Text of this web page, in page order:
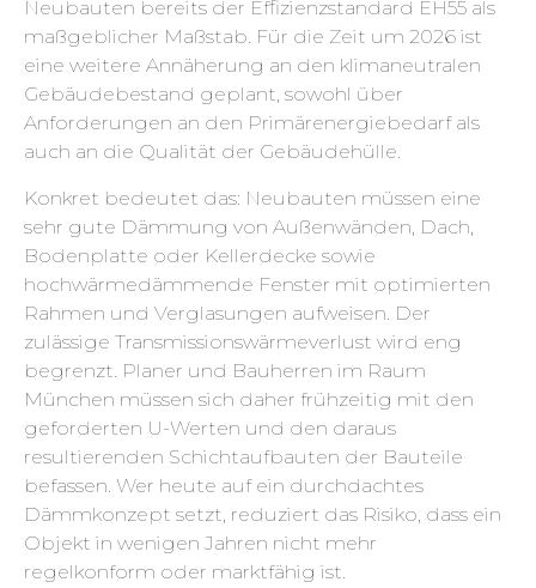
Neubauten bereits der Effizienzstandard EH55 als
maßgeblicher Maßstab. Für die Zeit um 2026 ist
eine weitere Annäherung an den klimaneutralen
Gebäudebestand geplant, sowohl über
Anforderungen an den Primärenergiebedarf als
auch an die Qualität der Gebäudehülle.
Konkret bedeutet das: Neubauten müssen eine
sehr gute Dämmung von Außenwänden, Dach,
Bodenplatte oder Kellerdecke sowie
hochwärmedämmende Fenster mit optimierten
Rahmen und Verglasungen aufweisen. Der
zulässige Transmissionswärmeverlust wird eng
begrenzt. Planer und Bauherren im Raum
München müssen sich daher frühzeitig mit den
geforderten U-Werten und den daraus
resultierenden Schichtaufbauten der Bauteile
befassen. Wer heute auf ein durchdachtes
Dämmkonzept setzt, reduziert das Risiko, dass ein
Objekt in wenigen Jahren nicht mehr
regelkonform oder marktfähig ist.